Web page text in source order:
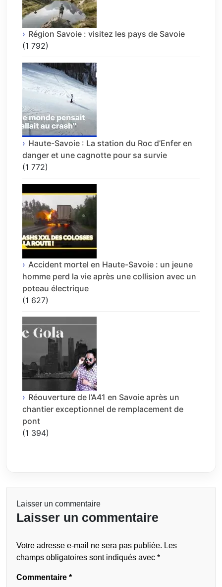
Région Savoie : visitez les pays de Savoie
(1 792)
Haute-Savoie : La station du Roc d’Enfer en
danger et une cagnotte pour sa survie
(1 772)
Accident mortel en Haute-Savoie : un jeune
homme perd la vie après une collision avec un
poteau électrique
(1 627)
Réouverture de l’A41 en Savoie après un
chantier exceptionnel de remplacement de
pont
(1 394)
Laisser un commentaire
Laisser un commentaire
Votre adresse e-mail ne sera pas publiée. Les
champs obligatoires sont indiqués avec *
Commentaire *